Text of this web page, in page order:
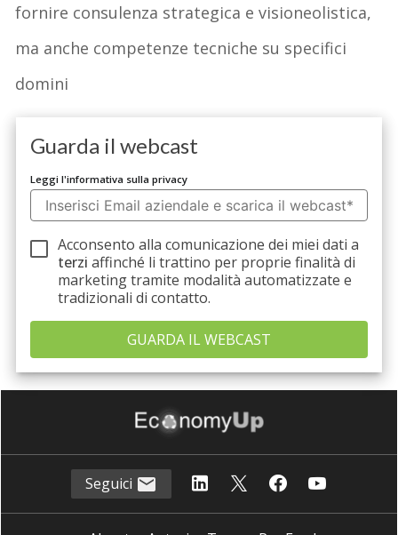
fornire consulenza strategica e visioneolistica,
ma anche competenze tecniche su specifici
domini
Guarda il webcast
Leggi l'informativa sulla privacy
Acconsento alla comunicazione dei miei dati a
terzi affinché li trattino per proprie finalità di
marketing tramite modalità automatizzate e
tradizionali di contatto.
Seguici